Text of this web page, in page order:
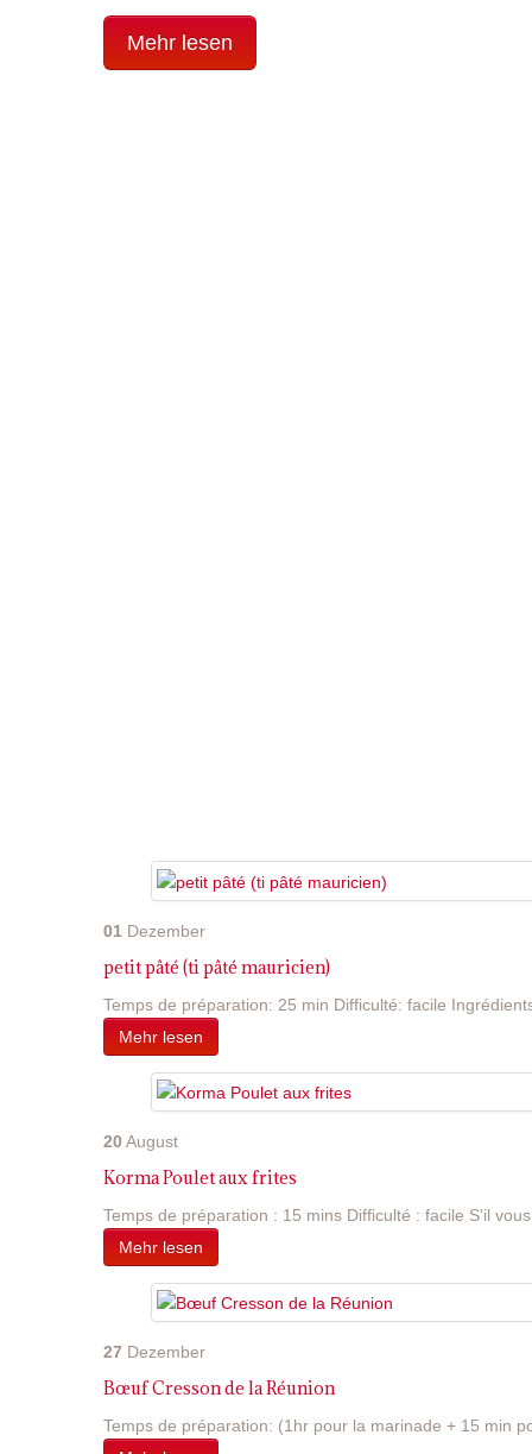
Mehr lesen
01 Dezember
petit pâté (ti pâté mauricien)
Temps de préparation: 25 min Difficulté: facile
Mehr lesen
20 August
Korma Poulet aux frites
Temps de préparation : 15 mins Difficulté : facile S'il vous
Mehr lesen
27 Dezember
Bœuf Cresson de la Réunion
Temps de préparation: (1hr pour la marinade + 15 min